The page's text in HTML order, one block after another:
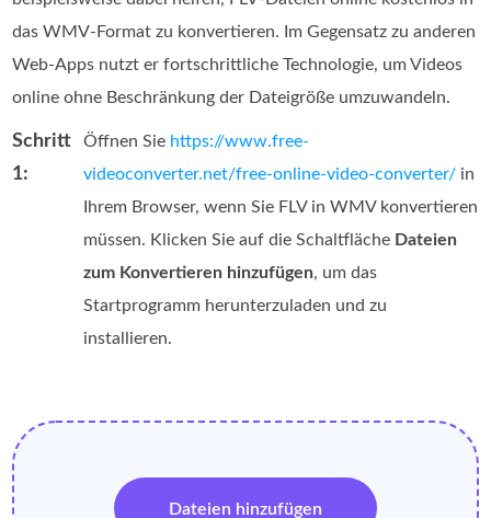
das WMV-Format zu konvertieren. Im Gegensatz zu anderen
Web-Apps nutzt er fortschrittliche Technologie, um Videos
online ohne Beschränkung der Dateigröße umzuwandeln.
Schritt
1:
Öffnen Sie https://www.free-
videoconverter.net/free-online-video-converter/ in
Ihrem Browser, wenn Sie FLV in WMV konvertieren
müssen. Klicken Sie auf die Schaltfläche Dateien
zum Konvertieren hinzufügen, um das
Startprogramm herunterzuladen und zu
installieren.
Dateien hinzufügen